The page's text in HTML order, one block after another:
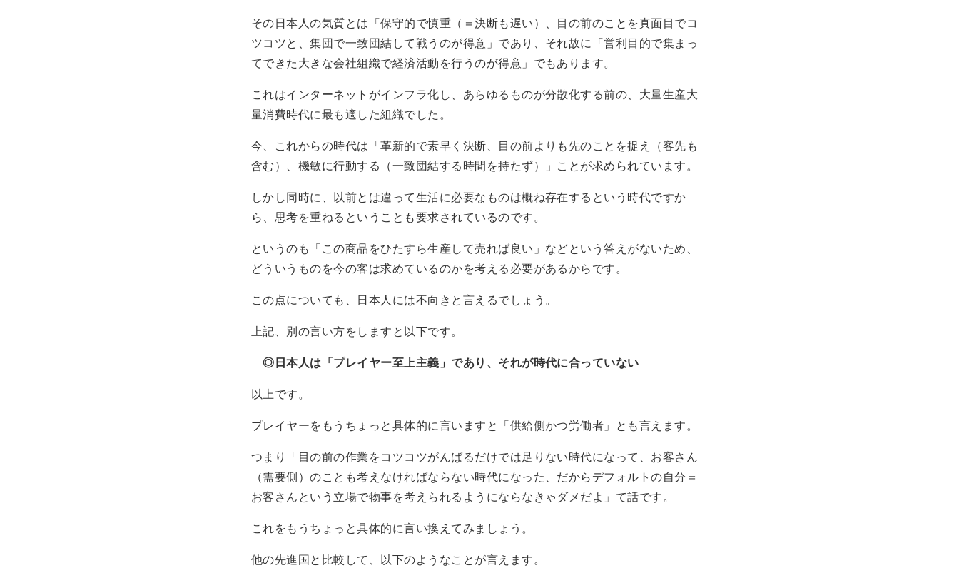
その日本人の気質とは「保守的で慎重（＝決断も遅い）、目の前のことを真面目でコ
ツコツと、集団で一致団結して戦うのが得意」であり、それ故に「営利目的で集まっ
てできた大きな会社組織で経済活動を行うのが得意」でもあります。
これはインターネットがインフラ化し、あらゆるものが分散化する前の、大量生産大
量消費時代に最も適した組織でした。
今、これからの時代は「革新的で素早く決断、目の前よりも先のことを捉え（客先も
含む）、機敏に行動する（一致団結する時間を持たず）」ことが求められています。
しかし同時に、以前とは違って生活に必要なものは概ね存在するという時代ですか
ら、思考を重ねるということも要求されているのです。
というのも「この商品をひたすら生産して売れば良い」などという答えがないため、
どういうものを今の客は求めているのかを考える必要があるからです。
この点についても、日本人には不向きと言えるでしょう。
上記、別の言い方をしますと以下です。
◎日本人は「プレイヤー至上主義」であり、それが時代に合っていない
以上です。
プレイヤーをもうちょっと具体的に言いますと「供給側かつ労働者」とも言えます。
つまり「目の前の作業をコツコツがんばるだけでは足りない時代になって、お客さん
（需要側）のことも考えなければならない時代になった、だからデフォルトの自分＝
お客さんという立場で物事を考えられるようにならなきゃダメだよ」て話です。
これをもうちょっと具体的に言い換えてみましょう。
他の先進国と比較して、以下のようなことが言えます。